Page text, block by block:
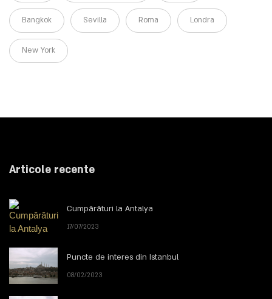
Bangkok Sevilla Roma Londra
New York
Articole recente
Cumpărături la Antalya
17/07/2023
Puncte de interes din Istanbul
08/02/2023